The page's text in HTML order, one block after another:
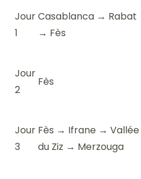
Jour
1
Casablanca → Rabat
→ Fès
Jour
2
Fès
Jour
3
Fès → Ifrane → Vallée
du Ziz → Merzouga